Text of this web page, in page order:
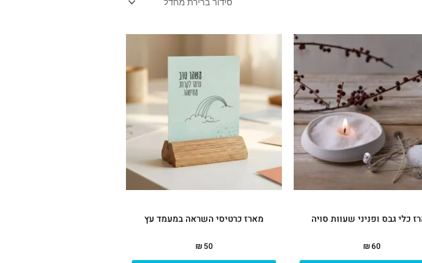
כלי גבס ופניני שעוות סויה
₪60
למוצר
יש
מספר
סוגים.
ניתן
לבחור
את
האפשרויות
בעמוד
המוצר
מארז כרטיסי השראה במעמד עץ
₪ 50